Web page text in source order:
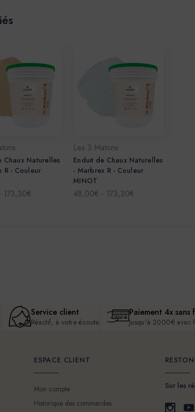
Chaux Naturelles
R - Couleur
Les 3 Matons
Enduit de Chaux Naturelles
- Marbrex R - Couleur
MINOT
48,00€ - 173,30€
Service client
Réactif, à votre écoute
Paiement 4x sans
Jusqu'à 2000€ avec
ESPACE CLIENT
Mon compte
Historique des commandes
Sur les